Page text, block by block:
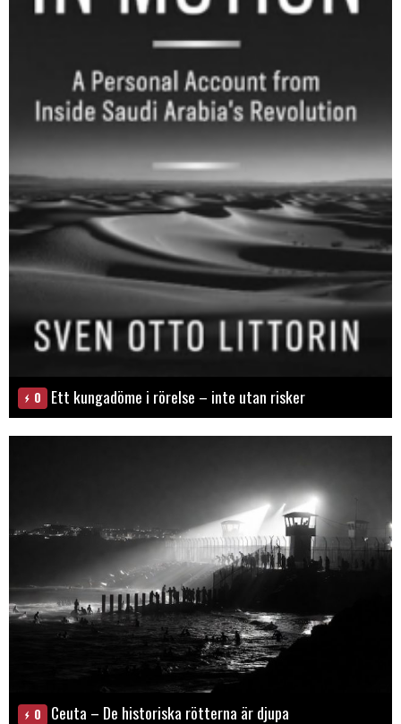
0 Ett kungadöme i rörelse – inte utan risker
0 Ceuta – De historiska rötterna är djupa